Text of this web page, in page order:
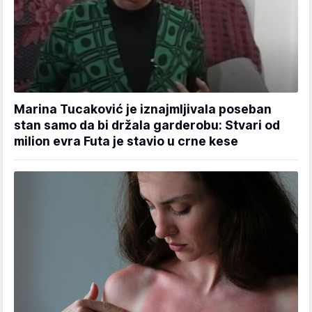
Marina Tucaković je iznajmljivala poseban
stan samo da bi držala garderobu: Stvari od
milion evra Futa je stavio u crne kese